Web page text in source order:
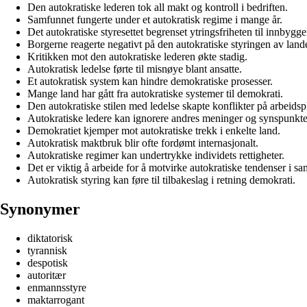
Den autokratiske lederen tok all makt og kontroll i bedriften.
Samfunnet fungerte under et autokratisk regime i mange år.
Det autokratiske styresettet begrenset ytringsfriheten til
Borgerne reagerte negativt på den autokratiske styringen av
Kritikken mot den autokratiske lederen økte stadig.
Autokratisk ledelse førte til misnøye blant ansatte.
Et autokratisk system kan hindre demokratiske prosesser.
Mange land har gått fra autokratiske systemer til demokrati.
Den autokratiske stilen med ledelse skapte konflikter på
Autokratiske ledere kan ignorere andres meninger og
Demokratiet kjemper mot autokratiske trekk i enkelte land.
Autokratisk maktbruk blir ofte fordømt internasjonalt.
Autokratiske regimer kan undertrykke individets rettigheter.
Det er viktig å arbeide for å motvirke autokratiske tendenser i
Autokratisk styring kan føre til tilbakeslag i retning demokrati.
Synonymer
diktatorisk
tyrannisk
despotisk
autoritær
enmannsstyre
maktarrogant